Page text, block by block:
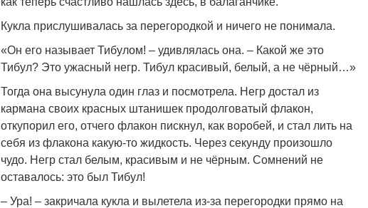
Кукла прислушивалась за перегородкой и ничего не понимала.
«Он его называет Тибулом! – удивлялась она. – Какой же это
Тибул? Это ужасный негр. Тибул красивый, белый, а не чёрный…»
Тогда она высунула один глаз и посмотрела. Негр достал из
кармана своих красных штанишек продолговатый флакон,
откупорил его, отчего флакон пискнул, как воробей, и стал лить на
себя из флакона какую-то жидкость. Через секунду произошло
чудо. Негр стал белым, красивым и не чёрным. Сомнений не
оставалось: это был Тибул!
– Ура! – закричала кукла и вылетела из-за перегородки прямо на